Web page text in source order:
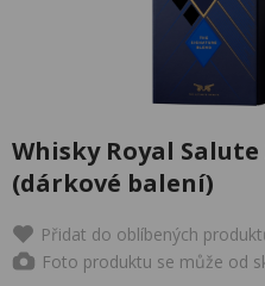
Whisky Royal Salute
(dárkové balení)
Přidat do oblíbených
Foto produktu se může od